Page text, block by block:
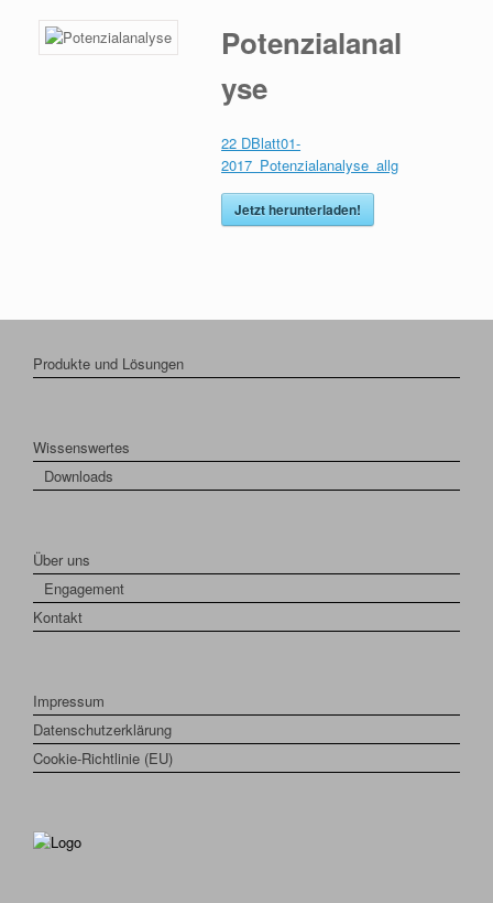
Potenzialanal
yse
22 DBlatt01-
2017_Potenzialanalyse_allg
Jetzt herunterladen!
Produkte und Lösungen
Wissenswertes
Downloads
Über uns
Engagement
Kontakt
Impressum
Datenschutzerklärung
Cookie-Richtlinie (EU)